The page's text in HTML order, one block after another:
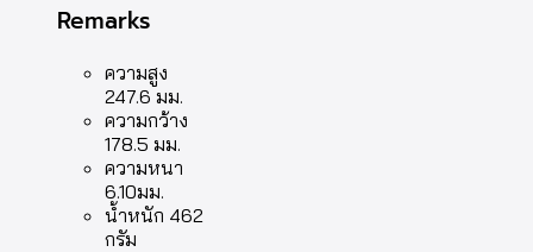
Remarks
ความสูง
247.6 มม.
ความกว้าง
178.5 มม.
ความหนา
6.10มม.
น้ำหนัก 462
กรัม